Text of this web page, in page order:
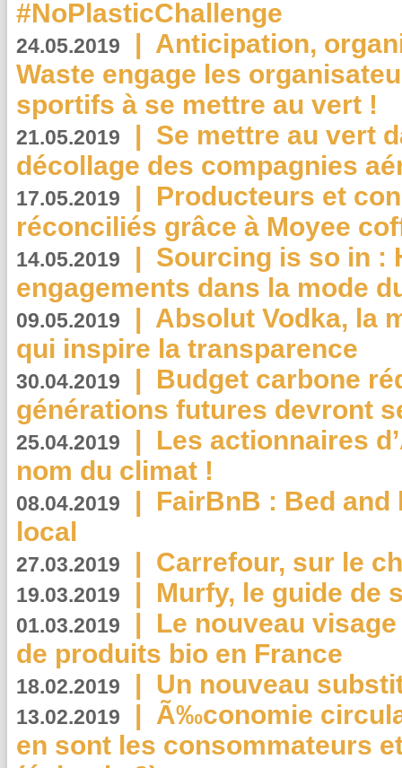
#NoPlasticChallenge
24.05.2019 | Anticipation,
Waste engage les
sportifs à se mettre au vert !
21.05.2019 | Se mettre au vert
décollage des compagnies
17.05.2019 | Producteurs et
réconciliés grâce à Moyee
14.05.2019 | Sourcing is so in :
engagements dans la mode
09.05.2019 | Absolut Vodka, la
qui inspire la transparence
30.04.2019 | Budget carbone
générations futures devront
25.04.2019 | Les actionnaires
nom du climat !
08.04.2019 | FairBnB : Bed
local
27.03.2019 | Carrefour, sur le
19.03.2019 | Murfy, le guide de
01.03.2019 | Le nouveau
de produits bio en France
18.02.2019 | Un nouveau
13.02.2019 | Ã‰conomie
en sont les consommateurs